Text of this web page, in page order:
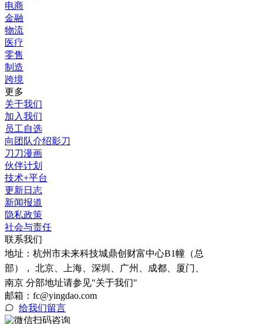
电商
金融
物流
医疗
零售
制造
跨境
更多
关于我们
加入我们
员工自选
向团队介绍影刀
刀刀漫画
伙伴计划
技术+平台
更新日志
新闻报道
隐私政策
社会与责任
联系我们
地址： 杭州市未来科技城鼎创财富中心B1幢（总
部）， 北京、上海、深圳、广州、成都、厦门、
南京 分部地址请参见"关于我们"
邮箱：fc@yingdao.com
给我们留言